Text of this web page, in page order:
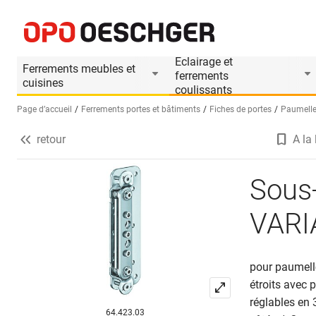
Ferrements meubles et
cuisines
Eclairage et
ferrements
coulissants
Sélectionnez une langue (FR)
Page d’accueil Ferrements portes et bâtiments Fiches de portes
Informations produit
Accessoires appropriés
retour A la
64.423.03
pour
étroits avec
réglables en